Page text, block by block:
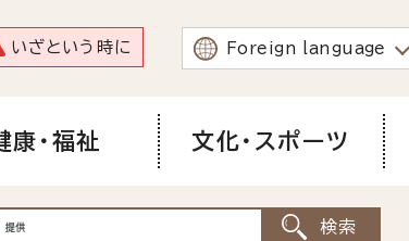
いざという時に Foreign language
康・福祉 文化・スポーツ